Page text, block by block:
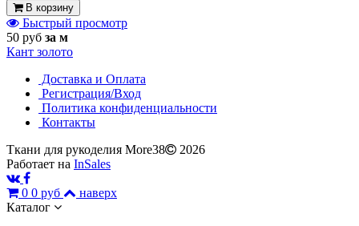
В корзину
Быстрый просмотр
50 руб за м
Кант золото
Доставка и Оплата
Регистрация/Вход
Политика конфиденциальности
Контакты
Ткани для рукоделия More38
2026
Работает на InSales
0 0 руб
наверх
Каталог